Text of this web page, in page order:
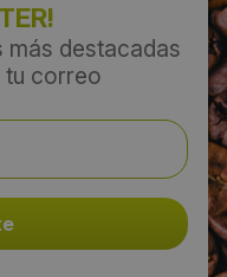
más destacadas
tu correo